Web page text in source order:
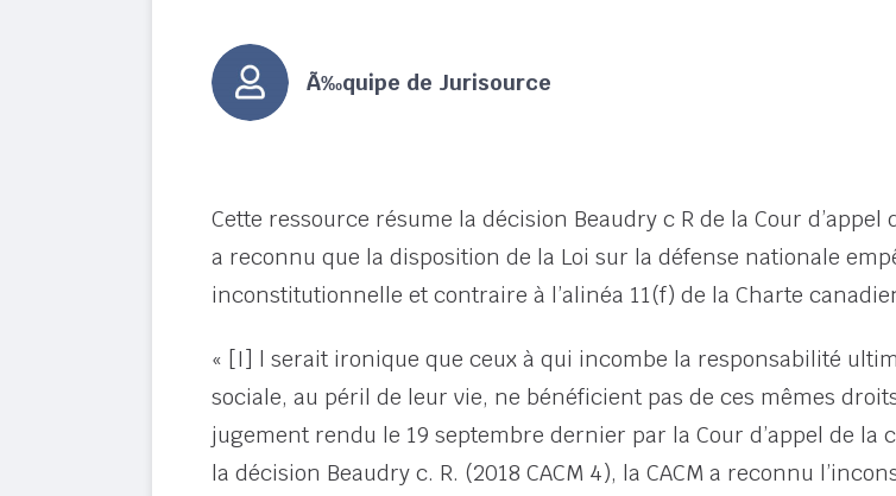
Ã‰quipe de Jurisource
Cette ressource résume la décision Beaudry c R de la Cour
a reconnu que la disposition de la Loi sur la défense nationale
inconstitutionnelle et contraire à l’alinéa 11(f) de la Charte
« [I] l serait ironique que ceux à qui incombe la responsabilité
sociale, au péril de leur vie, ne bénéficient pas de ces mêmes
jugement rendu le 19 septembre dernier par la Cour d’appel de la
la décision Beaudry c. R. (2018 CACM 4), la CACM a reconnu